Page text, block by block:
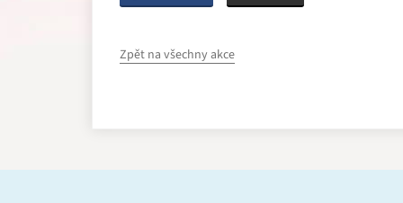
Zpět na všechny akce